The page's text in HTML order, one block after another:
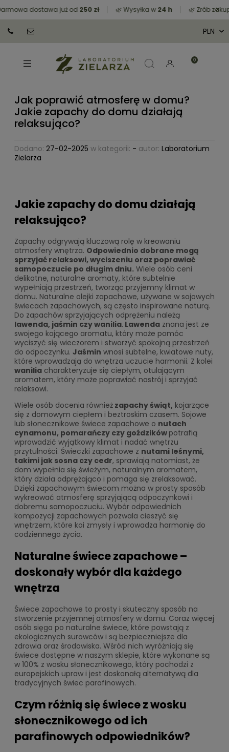
dostawa już od250 zł 🌿 Wysyłka w24 h 🌿 Zrób zakupy
×
Jak poprawić atmosferę w domu?
Jakie zapachy do domu działają
relaksująco?
Dodano: 27-02-2025 w kategorii: - autor: Laboratorium
Zielarza
Jakie zapachy do domu działają
relaksująco?
Zapachy odgrywają kluczową rolę w kreowaniu
atmosfery wnętrza. Odpowiednio dobrane mogą
sprzyjać relaksowi, wyciszeniu oraz poprawiać
samopoczucie po długim dniu. Wiele osób ceni
delikatne, naturalne aromaty, które subtelnie
wypełniają przestrzeń, tworząc przyjemny klimat w
domu. Naturalne olejki zapachowe, używane w sojowych
świecach zapachowych, są często inspirowane naturą.
Do zapachów sprzyjających odprężeniu należą
lawenda, jaśmin czy wanilia. Lawenda znana jest ze
swojego kojącego aromatu, który może pomóc
wyciszyć się wieczorem i stworzyć spokojną przestrzeń
do odpoczynku. Jaśmin wnosi subtelne, kwiatowe nuty,
które wprowadzają do wnętrza uczucie harmonii. Z kolei
wanilia charakteryzuje się ciepłym, otulającym
aromatem, który może poprawiać nastrój i sprzyjać
relaksowi.
Wiele osób docenia również zapachy świąt, kojarzące
się z domowym ciepłem i beztroskim czasem. Sojowe
lub słonecznikowe świece zapachowe o nutach
cynamonu, pomarańczy czy goździków potrafią
wprowadzić wyjątkowy klimat i nadać wnętrzu
przytulności. Świeczki zapachowe z nutami leśnymi,
takimi jak sosna czy cedr, sprawiają natomiast, że
dom wypełnia się świeżym, naturalnym aromatem,
który działa odprężająco i pomaga się zrelaksować.
Dzięki zapachowym świecom można w prosty sposób
wykreować atmosferę sprzyjającą odpoczynkowi i
dobremu samopoczuciu. Wybór odpowiednich
kompozycji zapachowych pozwala cieszyć się
wnętrzem, które koi zmysły i wprowadza harmonię do
codziennego życia.
Naturalne świece zapachowe –
doskonały wybór dla każdego
wnętrza
Świece zapachowe to prosty i skuteczny sposób na
stworzenie przyjemnej atmosfery w domu. Coraz więcej
osób sięga po naturalne świece, które powstają z
ekologicznych surowców i są bezpieczniejsze dla
zdrowia oraz środowiska. Wśród nich wyróżniają się
świece dostępne w naszym sklepie, które wykonane są
w 100% z wosku słonecznikowego, który pochodzi z
europejskich upraw i jest doskonałą alternatywą dla
tradycyjnych świec parafinowych.
Czym różnią się świece z wosku
słonecznikowego od ich
parafinowych odpowiedników?